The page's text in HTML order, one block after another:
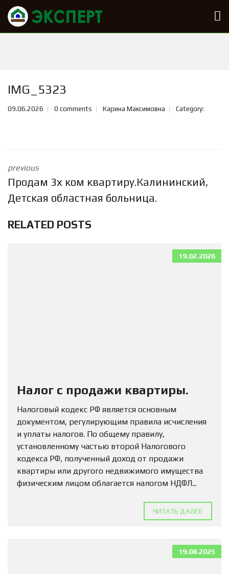
IMG_5323
09.06.2026 0 comments Карина Максимовна Category:
previous
Продам 3х ком квартиру.Калининский,
Детская областная больница.
RELATED POSTS
19.02.2026
Налог с продажи квартиры.
Налоговый кодекс РФ является основным
документом, регулирующим правила исчисления
и уплаты налогов. По общему правилу,
установленному частью второй Налогового
кодекса РФ, полученный доход от продажи
квартиры или другого недвижимого имущества
физическим лицом облагается налогом НДФЛ...
ЧИТАТЬ ДАЛЕЕ
19.08.2025